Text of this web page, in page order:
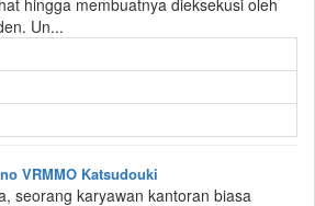
hingga membuatnya dieksekusi oleh
Un...
VRMMO Katsudouki
seorang karyawan kantoran biasa